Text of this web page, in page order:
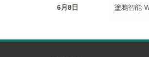
6月8日 塗鴉智能-